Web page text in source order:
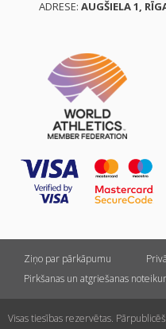
ADRESE: AUGŠIELA 1,
Ziņo par pārkāpumu
Pirkšanas un atgriešanas
Visas tiesības rezervētas.